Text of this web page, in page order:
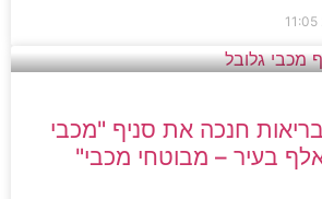
11:05
חנכה את סניף "מכבי
"90 אלף בעיר – מבוטחי מכבי"